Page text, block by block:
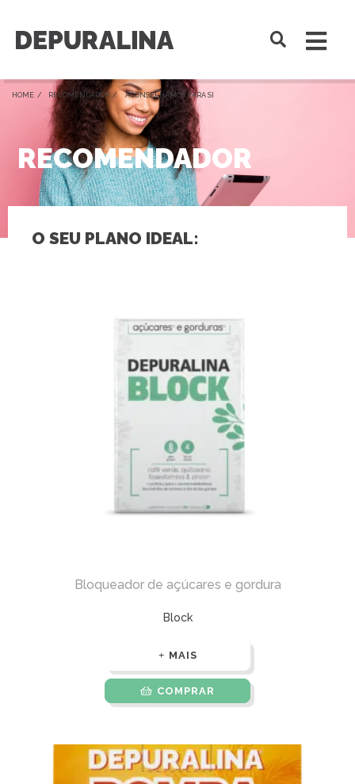
HOME / RECOMENDADOR / ACONSELHAMOS PARA SI
RECOMENDADOR
O SEU PLANO IDEAL:
Bloqueador de açúcares e gordura
Block
MAIS
COMPRAR